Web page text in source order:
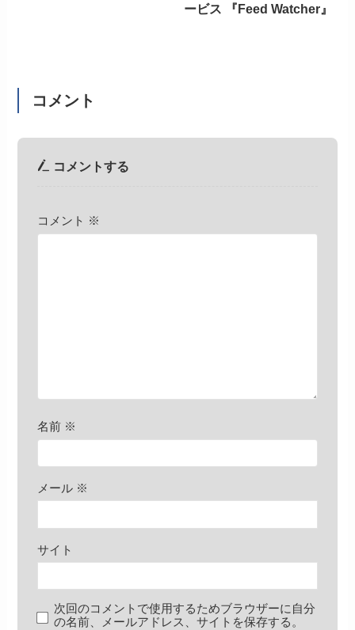
ービス 『Feed Watcher』
コメント
コメントする
コメント ※
名前 ※
メール ※
サイト
次回のコメントで使用するためブラウザーに自分
の名前、メールアドレス、サイトを保存する。